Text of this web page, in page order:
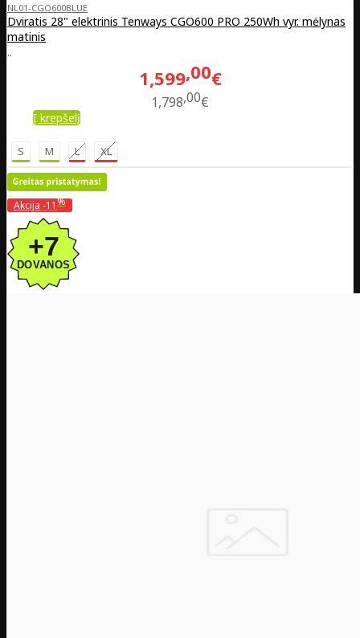
NL01-CGO600BLUE
Dviratis 28" elektrinis Tenways CGO600 PRO 250Wh vyr. mėlynas
matinis
..
1,599 00€
1,798 00€
Į krepšelį
S M L XL
Akcija -11%